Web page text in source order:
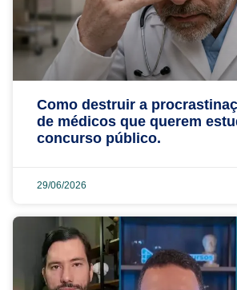
Como destruir a
de médicos que querem
concurso público.
29/06/2026